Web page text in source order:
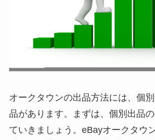
オークタウンの出品方法には、個
品があります。まずは、個別出品
ていきましょう。eBayオークタウ